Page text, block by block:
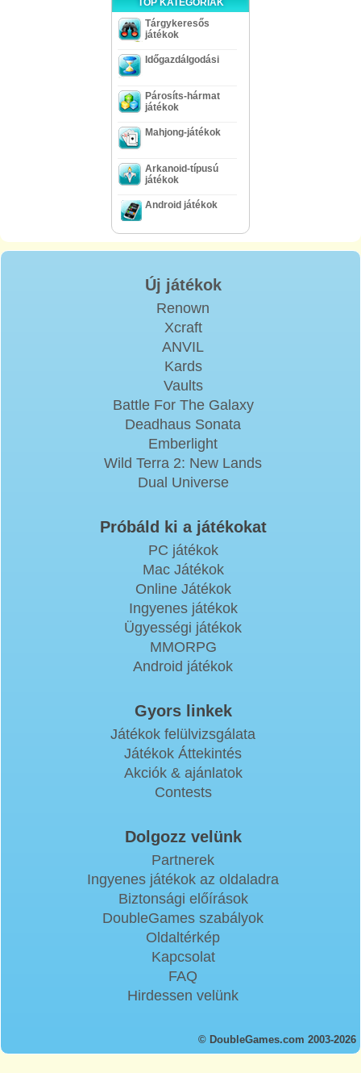
Tárgykeresős
játékok
Időgazdálgodási
Párosíts-hármat
játékok
Mahjong-játékok
Arkanoid-típusú
játékok
Android játékok
Új játékok
Renown
Xcraft
ANVIL
Kards
Vaults
Battle For The Galaxy
Deadhaus Sonata
Emberlight
Wild Terra 2: New Lands
Dual Universe
Próbáld ki a játékokat
PC játékok
Mac Játékok
Online Játékok
Ingyenes játékok
Ügyességi játékok
MMORPG
Android játékok
Gyors linkek
Játékok felülvizsgálata
Játékok Áttekintés
Akciók & ajánlatok
Contests
Dolgozz velünk
Partnerek
Ingyenes játékok az oldaladra
Biztonsági előírások
DoubleGames szabályok
Oldaltérkép
Kapcsolat
FAQ
Hirdessen velünk
© DoubleGames.com 2003-2026